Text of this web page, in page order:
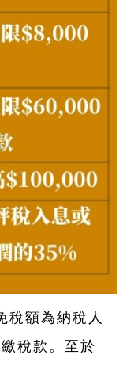
稅額為納稅人
稅款。至於